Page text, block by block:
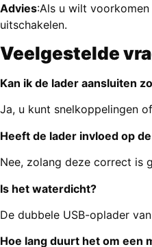
Advies:Als u wilt
uitschakelen.
Veelgestelde
Kan ik de lader aansluiten
Ja, u kunt snelkoppelingen
Heeft de lader invloed op
Nee, zolang deze correct is
Is het waterdicht?
De dubbele USB-oplader
Hoe lang duurt het om een